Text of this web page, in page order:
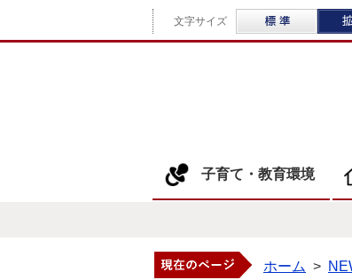
子育て・教育環境
文字サイズ 標準
ホーム >